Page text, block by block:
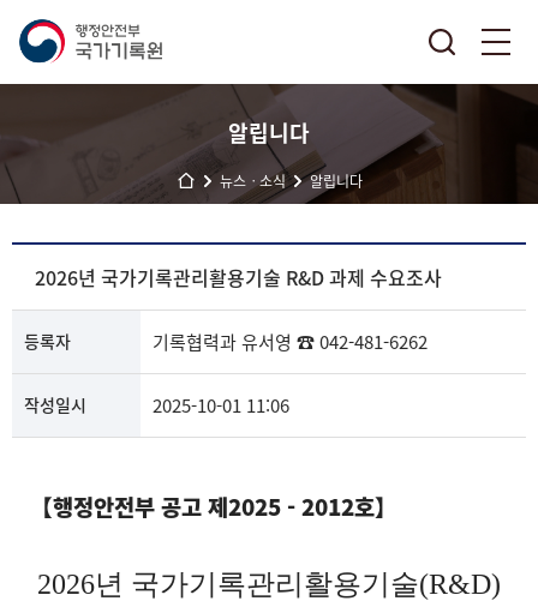
알립니다
뉴스ㆍ소식 알립니다
2026년 국가기록관리활용기술 R&D 과제 수요조사
등록자 기록협력과유서영 ☎ 042-481-6262
작성일시 2025-10-01 11:06
【행정안전부공고 제2025 -2012호】
2026년 국가기록관리 활용기술(R&D)